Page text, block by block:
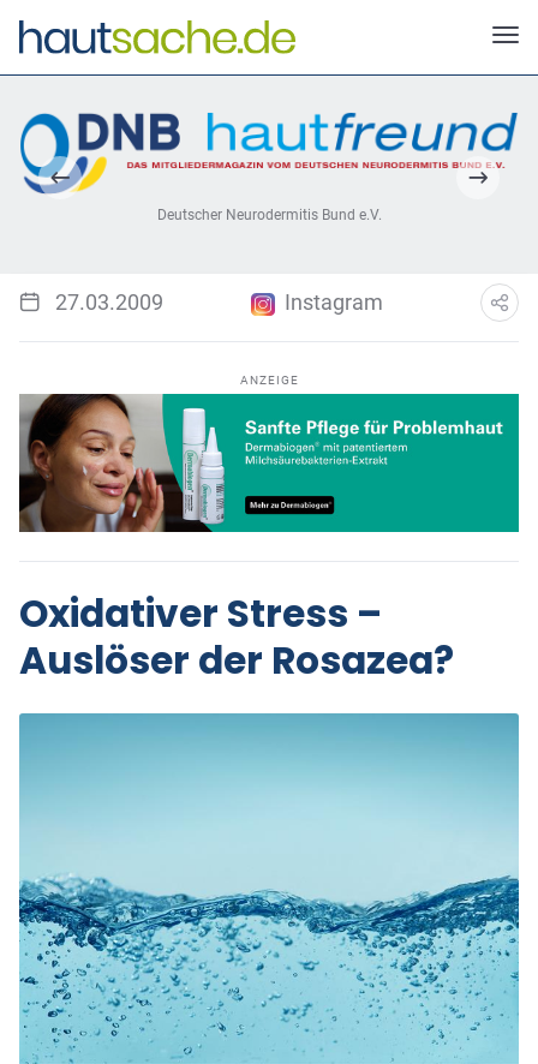
Deutscher Neurodermitis Bund e.V.
27.03.2009 Instagram
ANZEIGE
Oxidativer Stress –
Auslöser der Rosazea?